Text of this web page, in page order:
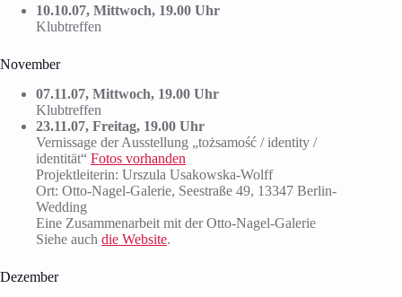
10.10.07, Mittwoch, 19.00 Uhr
Klubtreffen
November
07.11.07, Mittwoch, 19.00 Uhr
Klubtreffen
23.11.07, Freitag, 19.00 Uhr
Vernissage der Ausstellung „tożsamość / identity /
identität“ Fotos vorhanden
Projektleiterin: Urszula Usakowska-Wolff
Ort: Otto-Nagel-Galerie, Seestraße 49, 13347 Berlin-
Wedding
Eine Zusammenarbeit mit der Otto-Nagel-Galerie
Siehe auch die Website.
Dezember